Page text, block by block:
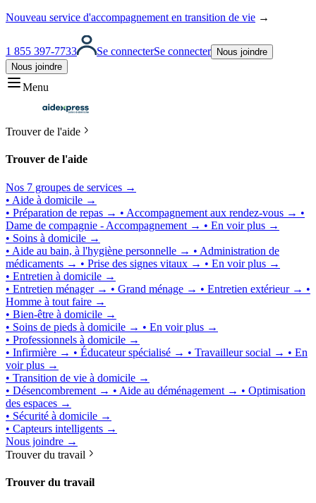
Nouveau service d'accompagnement en transition de vie →
1 855 397-7733 Se connecterSe connecter
Nous joindre
Nous joindre
Menu
Trouver de l'aide
Trouver de l'aide
Nos 7 groupes de services →
• Aide à domicile →
• Préparation de repas → • Accompagnement aux rendez-vous → •
Dame de compagnie - Accompagnement → • En voir plus →
• Soins à domicile →
• Aide au bain, à l'hygiène personnelle → • Administration de
médicaments → • Prise des signes vitaux → • En voir plus →
• Entretien à domicile →
• Entretien ménager → • Grand ménage → • Entretien extérieur → •
Homme à tout faire →
• Bien-être à domicile →
• Soins de pieds à domicile → • En voir plus →
• Professionnels à domicile →
• Infirmière → • Éducateur spécialisé → • Travailleur social → • En
voir plus →
• Transition de vie à domicile →
• Désencombrement → • Aide au déménagement → • Optimisation
des espaces →
• Sécurité à domicile →
• Capteurs intelligents →
Nous joindre →
Trouver du travail
Trouver du travail